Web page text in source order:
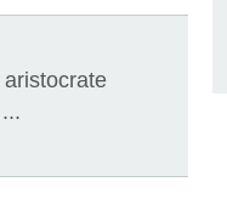
aristocrate